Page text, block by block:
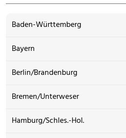
Baden-Württemberg
Bayern
Berlin/Brandenburg
Bremen/Unterweser
Hamburg/Schles.-Hol.